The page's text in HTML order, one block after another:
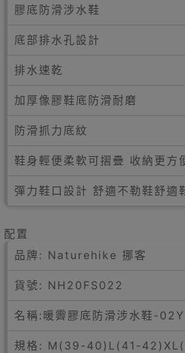
膠底防滑涉水鞋
底部排水孔設計
排水速乾
加厚像膠鞋底防滑耐磨
防滑抓力底紋
鞋身輕便柔軟可摺疊 收納更方
彈力鞋口設計 舒適不勒鞋舒適
配置
品牌: Naturehike 挪客
貨號: NH20FS022
名稱:暖霽膠底防滑涉水鞋-
規格: M(39-40)L(41-